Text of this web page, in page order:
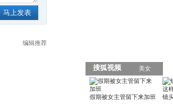
编辑推荐